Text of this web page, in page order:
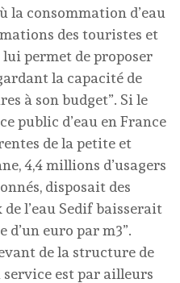
la consommation d’eau
des touristes et
lui permet de proposer
la capacité de
à son budget”. Si le
public d’eau en France
de la petite et
4,4 millions d’usagers
disposait des
l’eau Sedif baisserait
d’un euro par m3”.
de la structure de
est par ailleurs